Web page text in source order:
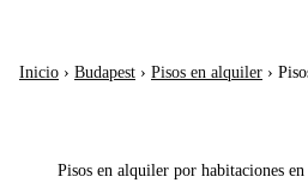
Inicio › Budapest › Pisos en alquiler ›
Pisos en alquiler por habitaciones en